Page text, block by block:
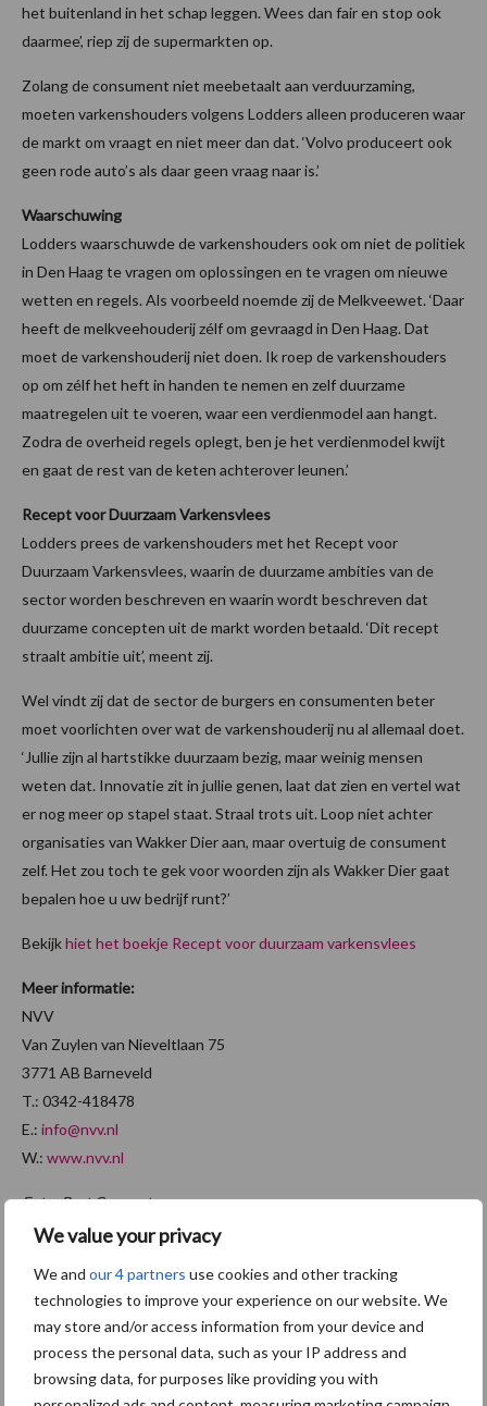
We value your privacy
We and our 4 partners use cookies and other tracking
technologies to improve your experience on our website. We
may store and/or access information from your device and
process the personal data, such as your IP address and
browsing data, for purposes like providing you with
het buitenland in het schap leggen. Wees dan fair en stop ook
daarmee’, riep zij de supermarkten op.
Zolang de consument niet meebetaalt aan verduurzaming,
moeten varkenshouders volgens Lodders alleen produceren waar
de markt om vraagt en niet meer dan dat. ‘Volvo produceert ook
geen rode auto’s als daar geen vraag naar is.’
Waarschuwing
Lodders waarschuwde de varkenshouders ook om niet de politiek
in Den Haag te vragen om oplossingen en te vragen om nieuwe
wetten en regels. Als voorbeeld noemde zij de Melkveewet. ‘Daar
heeft de melkveehouderij zélf om gevraagd in Den Haag. Dat
moet de varkenshouderij niet doen. Ik roep de varkenshouders
op om zélf het heft in handen te nemen en zelf duurzame
maatregelen uit te voeren, waar een verdienmodel aan hangt.
Zodra de overheid regels oplegt, ben je het verdienmodel kwijt
en gaat de rest van de keten achterover leunen.’
Recept voor Duurzaam Varkensvlees
Lodders prees de varkenshouders met het Recept voor
Duurzaam Varkensvlees, waarin de duurzame ambities van de
sector worden beschreven en waarin wordt beschreven dat
duurzame concepten uit de markt worden betaald. ‘Dit recept
straalt ambitie uit’, meent zij.
Wel vindt zij dat de sector de burgers en consumenten beter
moet voorlichten over wat de varkenshouderij nu al allemaal doet.
‘Jullie zijn al hartstikke duurzaam bezig, maar weinig mensen
weten dat. Innovatie zit in jullie genen, laat dat zien en vertel wat
er nog meer op stapel staat. Straal trots uit. Loop niet achter
organisaties van Wakker Dier aan, maar overtuig de consument
zelf. Het zou toch te gek voor woorden zijn als Wakker Dier gaat
bepalen hoe u uw bedrijf runt?’
Bekijkhiet het boekje Recept voor duurzaam varkensvlees
Meer informatie:
NVV
Van Zuylen van Nieveltlaan 75
3771 AB Barneveld
T.: 0342-418478
E.: info@nvv.nl
W.: www.nvv.nl
Foto: Bert Concepts
Aanbevolen voor jou!
“Vraag naar praktische
hygieneoplossingen is in
Polen groter dan ooit”